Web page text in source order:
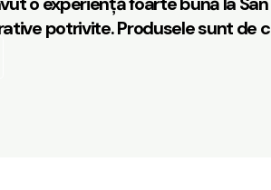
potrivite. Produsele sunt de